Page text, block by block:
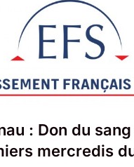
: Don du
mercredis